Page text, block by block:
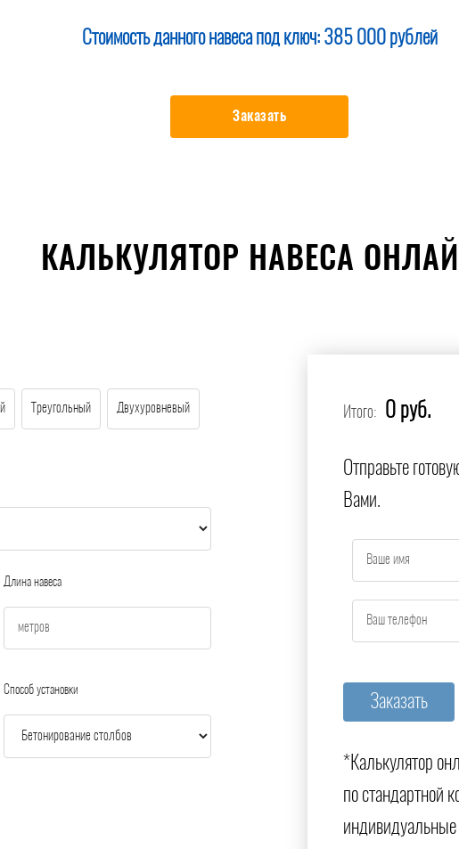
Стоимость данного навеса под ключ: 385 000 рублей
Заказать
КАЛЬКУЛЯТОР НАВЕСА
Треугольный Двухуровневый
Длина навеса
Способ установки
Итого: 0 руб.
Отправьте
Вами.
*Калькулятор
по стандартной